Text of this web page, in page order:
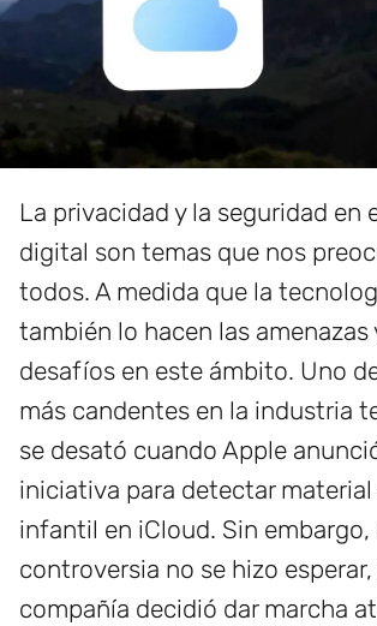
La privacidad y la seguridad en
digital son temas que nos
todos. A medida que la
también lo hacen las amenazas
desafíos en este ámbito. Uno
más candentes en la industria
se desató cuando Apple
iniciativa para detectar material
infantil en iCloud. Sin embargo,
controversia no se hizo esperar,
compañía decidió dar marcha